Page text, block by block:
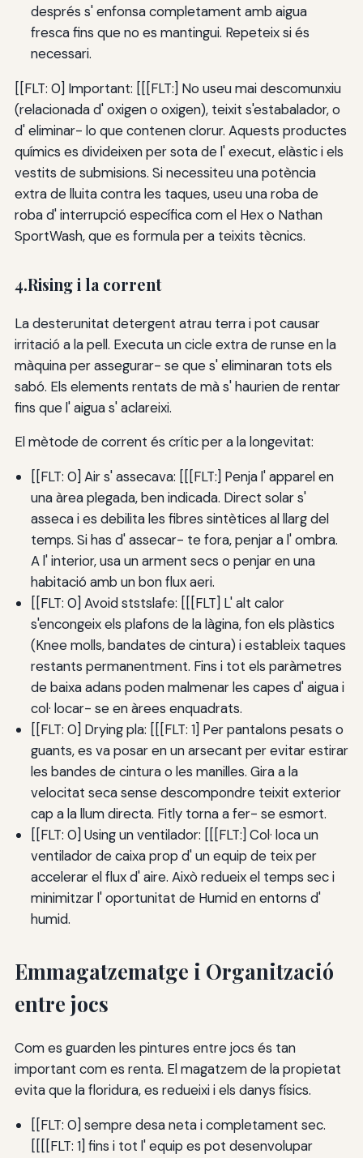
després s' enfonsa completament amb aigua
fresca fins que no es mantingui. Repeteix si és
necessari.
[[FLT: 0] Important: [[[FLT:] No useu mai descomunxiu
(relacionada d' oxigen o oxigen), teixit s'estabalador, o
d' eliminar- lo que contenen clorur. Aquests productes
químics es divideixen per sota de l' execut, elàstic i els
vestits de submisions. Si necessiteu una potència
extra de lluita contra les taques, useu una roba de
roba d' interrupció específica com el Hex o Nathan
SportWash, que es formula per a teixits tècnics.
4.Rising i la corrent
La desterunitat detergent atrau terra i pot causar
irritació a la pell. Executa un cicle extra de runse en la
màquina per assegurar- se que s' eliminaran tots els
sabó. Els elements rentats de mà s' haurien de rentar
fins que l' aigua s' aclareixi.
El mètode de corrent és crític per a la longevitat:
[[FLT: 0] Air s' assecava: [[[FLT:] Penja l' apparel en
una àrea plegada, ben indicada. Direct solar s'
asseca i es debilita les fibres sintètices al llarg del
temps. Si has d' assecar- te fora, penjar a l' ombra.
A l' interior, usa un arment secs o penjar en una
habitació amb un bon flux aeri.
[[FLT: 0] Avoid ststslafe: [[[FLT] L' alt calor
s'encongeix els plafons de la làgina, fon els plàstics
(Knee molls, bandates de cintura) i estableix taques
restants permanentment. Fins i tot els paràmetres
de baixa adans poden malmenar les capes d' aigua i
col· locar- se en àrees enquadrats.
[[FLT: 0] Drying pla: [[[FLT: 1] Per pantalons pesats o
guants, es va posar en un arsecant per evitar estirar
les bandes de cintura o les manilles. Gira a la
velocitat seca sense descompondre teixit exterior
cap a la llum directa. Fitly torna a fer- se esmort.
[[FLT: 0] Using un ventilador: [[[FLT:] Col· loca un
ventilador de caixa prop d' un equip de teix per
accelerar el flux d' aire. Això redueix el temps sec i
minimitzar l' oportunitat de Humid en entorns d'
humid.
Emmagatzematge i Organització
entre jocs
Com es guarden les pintures entre jocs és tan
important com es renta. El magatzem de la propietat
evita que la floridura, es redueixi i els danys físics.
[[FLT: 0] sempre desa neta i completament sec.
[[[[FLT: 1] fins i tot l' equip es pot desenvolupar